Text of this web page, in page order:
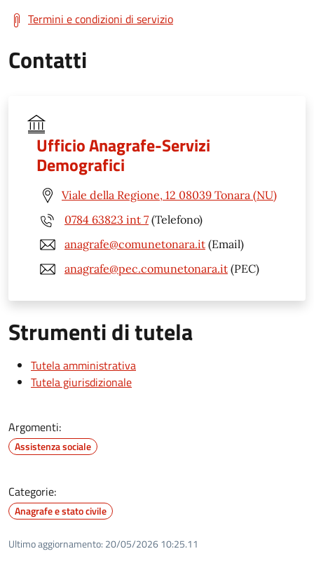
Termini e condizioni di servizio
Contatti
Ufficio Anagrafe-Servizi
Demografici
Viale della Regione, 12 08039 Tonara (NU)
0784 63823 int 7 (Telefono)
anagrafe@comunetonara.it (Email)
anagrafe@pec.comunetonara.it (PEC)
Strumenti di tutela
Tutela amministrativa
Tutela giurisdizionale
Argomenti:
Assistenza sociale
Categorie:
Anagrafe e stato civile
Ultimo aggiornamento: 20/05/2026 10:25.11